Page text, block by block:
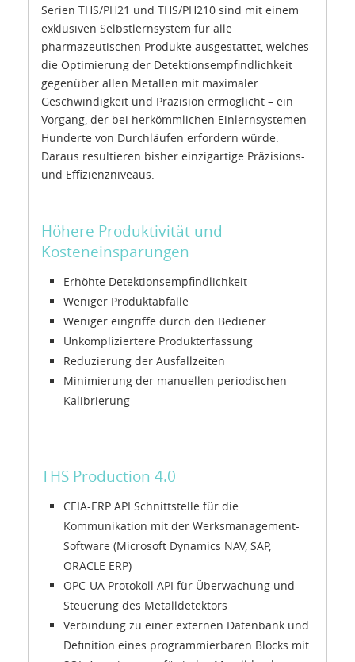
Serien THS/PH21 und THS/PH210 sind mit einem
exklusiven Selbstlernsystem für alle
pharmazeutischen Produkte ausgestattet, welches
die Optimierung der Detektionsempfindlichkeit
gegenüber allen Metallen mit maximaler
Geschwindigkeit und Präzision ermöglicht – ein
Vorgang, der bei herkömmlichen Einlernsystemen
Hunderte von Durchläufen erfordern würde.
Daraus resultieren bisher einzigartige Präzisions-
und Effizienzniveaus.
Höhere Produktivität und
Kosteneinsparungen
Erhöhte Detektionsempfindlichkeit
Weniger Produktabfälle
Weniger eingriffe durch den Bediener
Unkompliziertere Produkterfassung
Reduzierung der Ausfallzeiten
Minimierung der manuellen periodischen
Kalibrierung
THS Production 4.0
CEIA-ERP API Schnittstelle für die
Kommunikation mit der Werksmanagement-
Software (Microsoft Dynamics NAV, SAP,
ORACLE ERP)
OPC-UA Protokoll API für Überwachung und
Steuerung des Metalldetektors
Verbindung zu einer externen Datenbank und
Definition eines programmierbaren Blocks mit